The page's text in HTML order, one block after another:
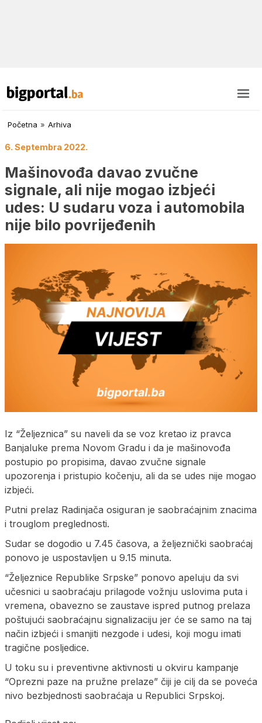
Početna » Arhiva
6. Septembra 2022.
Mašinovođa davao zvučne
signale, ali nije mogao izbjeći
udes: U sudaru voza i automobila
nije bilo povrijeđenih
Iz “Željeznica” su naveli da se voz kretao iz pravca
Banjaluke prema Novom Gradu i da je mašinovođa
postupio po propisima, davao zvučne signale
upozorenja i pristupio kočenju, ali da se udes nije mogao
izbjeći.
Putni prelaz Radinjača osiguran je saobraćajnim znacima
i trouglom preglednosti.
Sudar se dogodio u 7.45 časova, a željeznički saobraćaj
ponovo je uspostavljen u 9.15 minuta.
“Željeznice Republike Srpske” ponovo apeluju da svi
učesnici u saobraćaju prilagode vožnju uslovima puta i
vremena, obavezno se zaustave ispred putnog prelaza
poštujući saobraćajnu signalizaciju jer će se samo na taj
način izbjeći i smanjiti nezgode i udesi, koji mogu imati
tragične posljedice.
U toku su i preventivne aktivnosti u okviru kampanje
“Oprezni paze na pružne prelaze” čiji je cilj da se poveća
nivo bezbjednosti saobraćaja u Republici Srpskoj.